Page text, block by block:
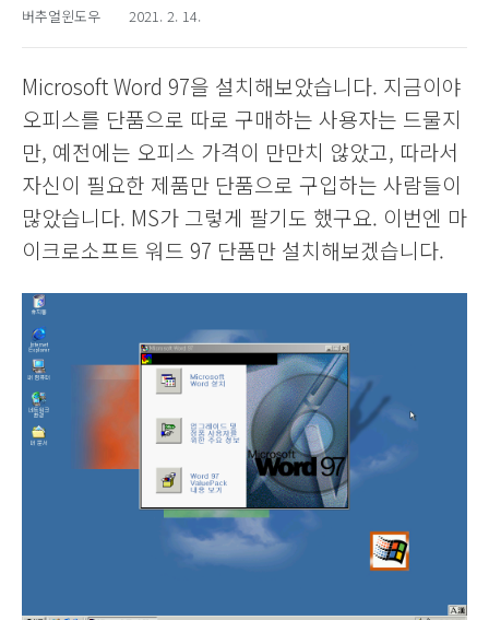
버추얼윈도우 2021. 2. 14.
Microsoft Word 97을 설치해보았습니다. 지금이야
오피스를 단품으로 따로 구매하는 사용자는 드물지
만, 예전에는 오피스 가격이 만만치 않았고, 따라서
자신이 필요한 제품만 단품으로 구입하는 사람들이
많았습니다. MS가 그렇게 팔기도 했구요. 이번엔 마
이크로소프트 워드 97 단품만 설치해보겠습니다.